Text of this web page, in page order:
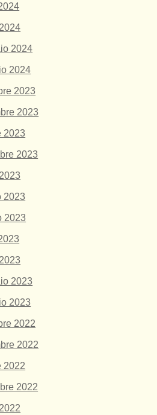
2024
2024
2023
2023
2023
2023
2023
2023
2023
2023
2022
2022
2022
2022